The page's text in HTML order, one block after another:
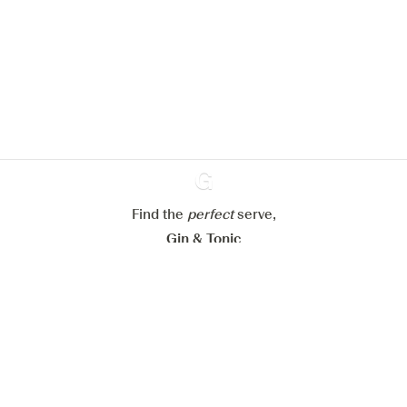
Ginventory
Find the perfectserve,
Gin & Tonic